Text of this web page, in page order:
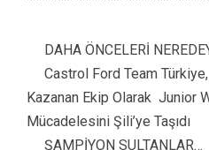
DAHA ÖNCELERİ
Castrol Ford Team
Kazanan Ekip Olarak Junior
Mücadelesini Şili’ye Taşıdı
ŞAMPİYON SULTANLAR…